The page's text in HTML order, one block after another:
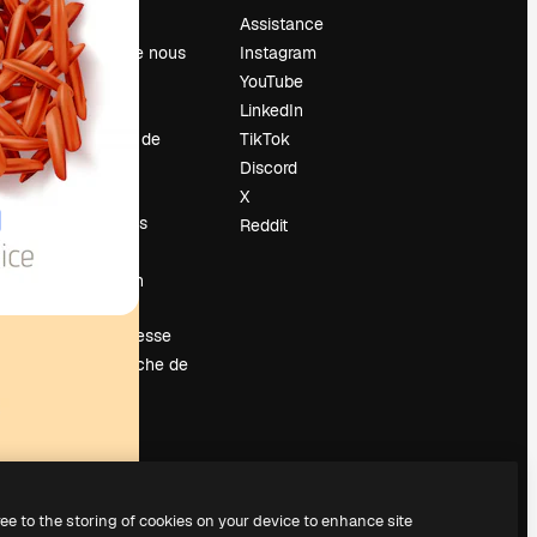
Prix
À propos de nous
Avis
Carrières
Tendances de
recherche
Événements
Vendre mon
Salle de presse
À la recherche de
Assistance
Instagram
YouTube
LinkedIn
TikTok
Discord
X
Reddit
to the storing of cookies on your device to enhance site